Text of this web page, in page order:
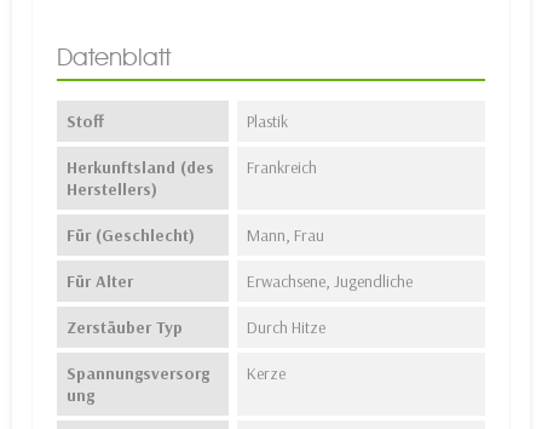
Datenblatt
Stoff Plastik
Herkunftsland (des
Herstellers)
Frankreich
Für (Geschlecht) Mann, Frau
Für Alter Erwachsene, Jugendliche
Zerstäuber Typ Durch Hitze
Spannungsversorg
ung
Kerze